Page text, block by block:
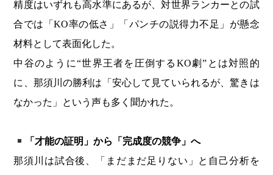
精度はいずれも高水準にあるが、対世界ランカーとの試
合では「KO率の低さ」「パンチの説得力不足」が懸念
材料として表面化した。
中谷のように“世界王者を圧倒するKO劇”とは対照的
に、那須川の勝利は「安心して見ていられるが、驚きは
なかった」という声も多く聞かれた。
「才能の証明」から「完成度の競争」へ
那須川は試合後、「まだまだ足りない」と自己分析を